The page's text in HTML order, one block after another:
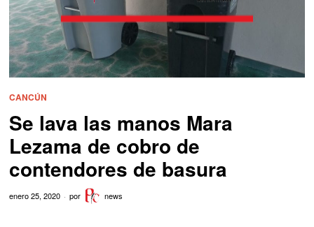
CANCÚN
Se lava las manos Mara
Lezama de cobro de
contendores de basura
enero 25, 2020 por news